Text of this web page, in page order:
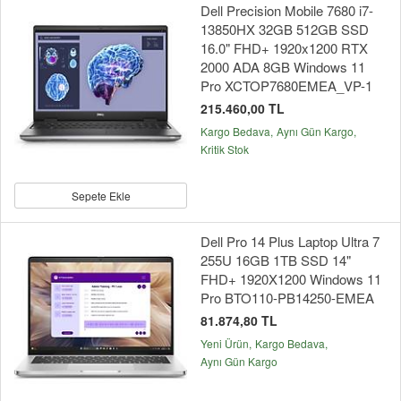
Sepete Ekle
Dell Precision Mobile 7680 i7-
13850HX 32GB 512GB SSD
16.0" FHD+ 1920x1200 RTX
2000 ADA 8GB Windows 11
Pro XCTOP7680EMEA_VP-1
215.460,00 TL
Kargo Bedava Aynı Gün Kargo
Kritik Stok
Dell Pro 14 Plus Laptop Ultra 7
255U 16GB 1TB SSD 14"
FHD+ 1920X1200 Windows 11
Pro BTO110-PB14250-EMEA
81.874,80 TL
Yeni Ürün Kargo Bedava
Aynı Gün Kargo